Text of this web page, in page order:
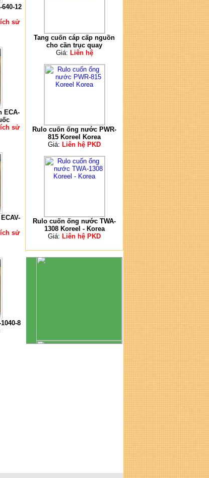
12
sử
ECA-
sử
sử
8
Tang cuốn cáp cấp nguồn
cho cần trục quay
Giá: Liên hệ
Rulo cuốn ống nước PWR-
815 Koreel Korea
Giá: Liên hệ PKD
Rulo cuốn ống nước TWA-
1308 Koreel - Korea
Giá: Liên hệ PKD